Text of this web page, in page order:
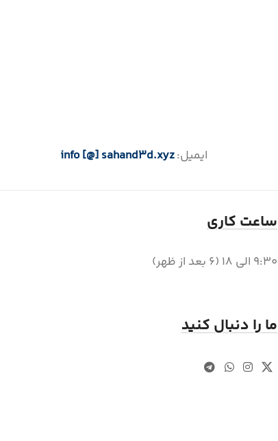
ایمیل:info [@] sahand3d.xyz
ساعت کاری
9:30 الی 18 (6 بعد از ظهر)
ما را دنبال کنید